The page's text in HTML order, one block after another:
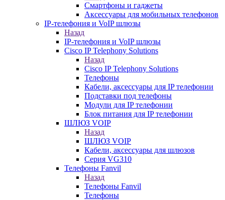
Смартфоны и гаджеты
Аксессуары для мобильных телефонов
IP-телефония и VoIP шлюзы
Назад
IP-телефония и VoIP шлюзы
Cisco IP Telephony Solutions
Назад
Cisco IP Telephony Solutions
Телефоны
Кабели, аксессуары для IP телефонии
Подставки под телефоны
Модули для IP телефонии
Блок питания для IP телефонии
ШЛЮЗ VOIP
Назад
ШЛЮЗ VOIP
Кабели, аксессуары для шлюзов
Серия VG310
Телефоны Fanvil
Назад
Телефоны Fanvil
Телефоны